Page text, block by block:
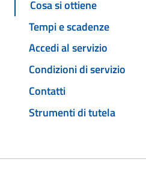
Cosa si ottiene
Tempi e scadenze
Accedi al servizio
Condizioni di servizio
Contatti
Strumenti di tutela